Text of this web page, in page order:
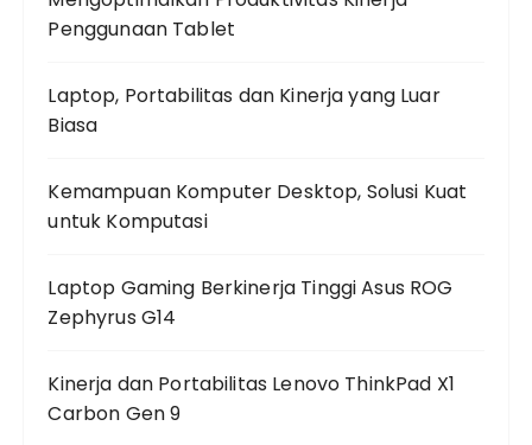
Penggunaan Tablet
Laptop, Portabilitas dan Kinerja yang Luar
Biasa
Kemampuan Komputer Desktop, Solusi Kuat
untuk Komputasi
Laptop Gaming Berkinerja Tinggi Asus ROG
Zephyrus G14
Kinerja dan Portabilitas Lenovo ThinkPad X1
Carbon Gen 9